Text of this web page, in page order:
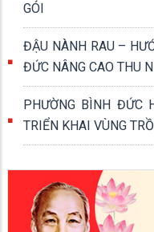
GÓI
ĐẬU NÀNH RAU –
ĐỨC NÂNG CAO THU
PHƯỜNG BÌNH ĐỨC
TRIỂN KHAI VÙNG